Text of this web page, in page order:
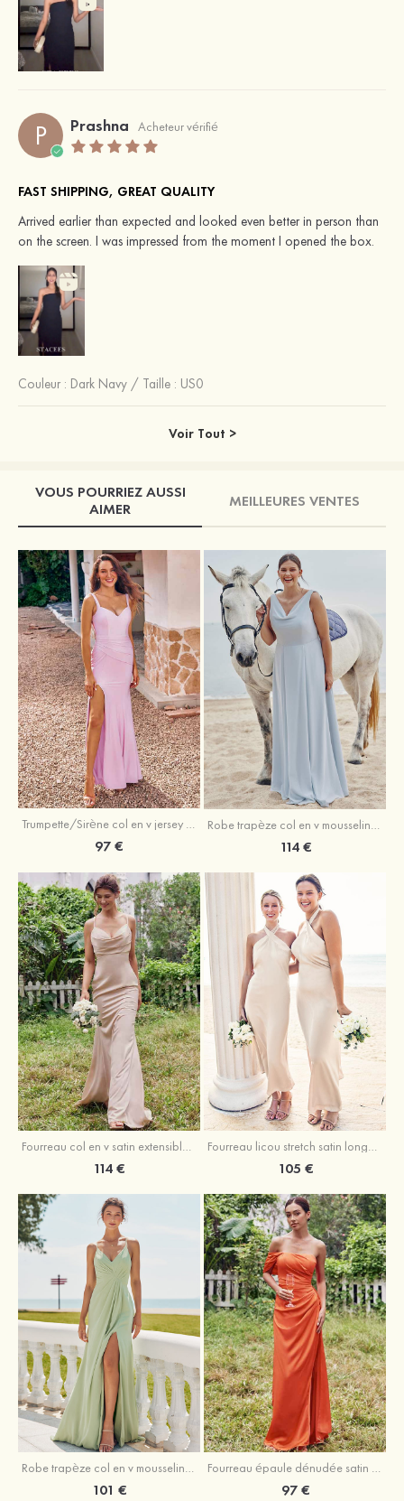
P Prashna Acheteur vérifié
FAST SHIPPING, GREAT QUALITY
Arrived earlier than expected and looked even better in person than
on the screen. I was impressed from the moment I opened the box.
Couleur : Dark Navy / Taille : US0
Voir Tout >
VOUS POURRIEZ AUSSI
AIMER
MEILLEURES VENTES
Trumpette/Sirène col en v jersey ras du sol robe de demoiselle d'honneur
97 € 114 €
Fourreau col en v satin extensible ras du sol robe de demoiselle d'honneur
114 €
Fourreau licou stretch satin longueur cheville robe de demoiselle d'honneur
105 €
Robe trapèze col en v mousseline ras du sol robe de demoiselle d'honneur
101 €
Fourreau épaule dénudée satin extensible ras du sol robe de demoiselle d'honneur
97 €